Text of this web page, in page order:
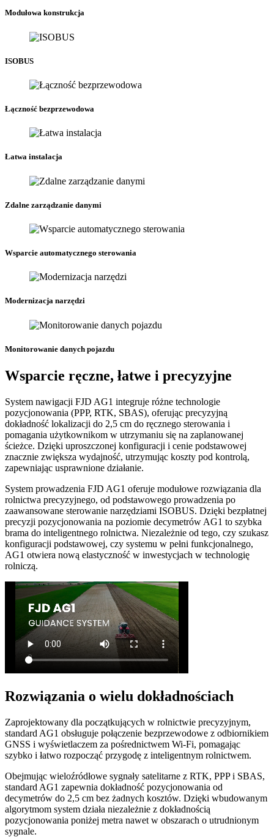
Modułowa konstrukcja
ISOBUS
Łączność bezprzewodowa
Łatwa instalacja
Zdalne zarządzanie danymi
Wsparcie automatycznego sterowania
Modernizacja narzędzi
Monitorowanie danych pojazdu
Wsparcie ręczne, łatwe i precyzyjne
System nawigacji FJD AG1 integruje różne technologie
pozycjonowania (PPP, RTK, SBAS), oferując precyzyjną
dokładność lokalizacji do 2,5 cm do ręcznego sterowania i
pomagania użytkownikom w utrzymaniu się na zaplanowanej
ścieżce. Dzięki uproszczonej konfiguracji i cenie podstawowej
znacznie zwiększa wydajność, utrzymując koszty pod kontrolą,
zapewniając usprawnione działanie.
System prowadzenia FJD AG1 oferuje modułowe rozwiązania dla
rolnictwa precyzyjnego, od podstawowego prowadzenia po
zaawansowane sterowanie narzędziami ISOBUS. Dzięki bezpłatnej
precyzji pozycjonowania na poziomie decymetrów AG1 to szybka
brama do inteligentnego rolnictwa. Niezależnie od tego, czy szukasz
konfiguracji podstawowej, czy systemu w pełni funkcjonalnego,
AG1 otwiera nową elastyczność w inwestycjach w technologię
rolniczą.
Rozwiązania o wielu dokładnościach
Zaprojektowany dla początkujących w rolnictwie precyzyjnym,
standard AG1 obsługuje połączenie bezprzewodowe z odbiornikiem
GNSS i wyświetlaczem za pośrednictwem Wi-Fi, pomagając
szybko i łatwo rozpocząć przygodę z inteligentnym rolnictwem.
Obejmując wieloźródłowe sygnały satelitarne z RTK, PPP i SBAS,
standard AG1 zapewnia dokładność pozycjonowania od
decymetrów do 2,5 cm bez żadnych kosztów. Dzięki wbudowanym
algorytmom system działa niezależnie z dokładnością
pozycjonowania poniżej metra nawet w obszarach o utrudnionym
sygnale.